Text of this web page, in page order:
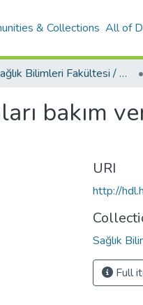
& Collections All of
Sağlık Bilimleri Fakültesi / Faculty of Health Sciences
bakım
URI
http://
Sağlık
Full